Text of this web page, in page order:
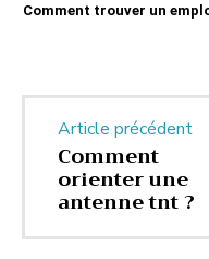
Comment trouver un
Article précédent
Comment
orienter une
antenne tnt ?